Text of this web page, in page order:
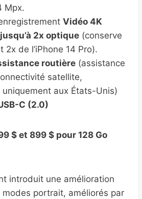
Mpx.
Vidéo 4K
2x optique (conserve
2x de l’iPhone 14 Pro).
routière (assistance
satellite,
aux États-Unis)
C (2.0)
$ et 899 $ pour 128 Go
introduit une amélioration
portrait, améliorés par